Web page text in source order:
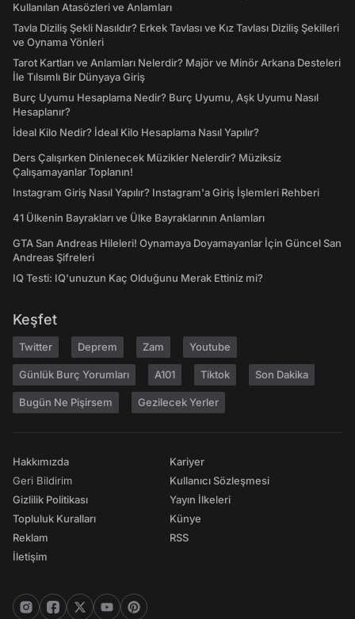
Kullanılan Atasözleri ve Anlamları
Tavla Diziliş Şekli Nasıldır? Erkek Tavlası ve Kız Tavlası Diziliş Şekilleri
ve Oynama Yönleri
Tarot Kartları ve Anlamları Nelerdir? Majör ve Minör Arkana Desteleri
İle Tılsımlı Bir Dünyaya Giriş
Burç Uyumu Hesaplama Nedir? Burç Uyumu, Aşk Uyumu Nasıl
Hesaplanır?
İdeal Kilo Nedir? İdeal Kilo Hesaplama Nasıl Yapılır?
Ders Çalışırken Dinlenecek Müzikler Nelerdir? Müziksiz
Çalışamayanlar Toplanın!
Instagram Giriş Nasıl Yapılır? Instagram'a Giriş İşlemleri Rehberi
41 Ülkenin Bayrakları ve Ülke Bayraklarının Anlamları
GTA San Andreas Hileleri! Oynamaya Doyamayanlar İçin Güncel San
Andreas Şifreleri
IQ Testi: IQ'unuzun Kaç Olduğunu Merak Ettiniz mi?
Keşfet
Twitter Deprem Zam Youtube
Günlük Burç Yorumları A101 Tiktok Son Dakika
Bugün Ne Pişirsem Gezilecek Yerler
Hakkımızda
Geri Bildirim
Gizlilik Politikası
Topluluk Kuralları
Reklam
İletişim
Kariyer
Kullanıcı Sözleşmesi
Yayın İlkeleri
Künye
RSS